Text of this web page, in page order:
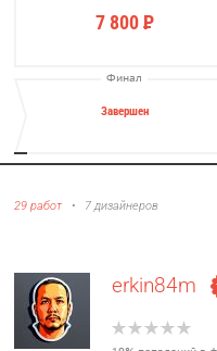
7 800Р
Финал
Завершен
29 работ• 7 дизайнеров
erkin84m